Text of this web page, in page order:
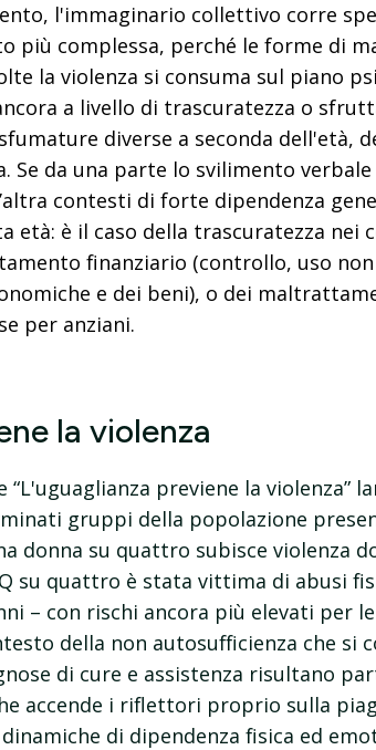
l'immaginario collettivo corre
più complessa, perché le forme di
la violenza si consuma sul piano
a livello di trascuratezza o
diverse a seconda dell'età,
Se da una parte lo svilimento
contesti di forte dipendenza
è il caso della trascuratezza nei
finanziario (controllo, uso
e dei beni), o dei
per anziani.
la violenza
“L'uguaglianza previene la violenza”
gruppi della popolazione
donna su quattro subisce violenza
su quattro è stata vittima di abusi
– con rischi ancora più elevati per
della non autosufficienza che si
di cure e assistenza risultano
accende i riflettori proprio sulla
di dipendenza fisica ed